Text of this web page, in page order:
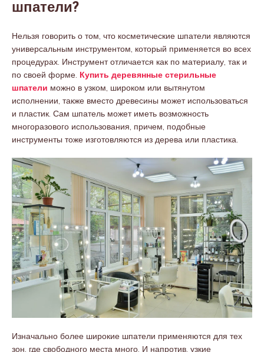
шпатели?
Нельзя говорить о том, что косметические шпатели являются
универсальным инструментом, который применяется во всех
процедурах. Инструмент отличается как по материалу, так и
по своей форме. Купить деревянные стерильные
шпатели можно в узком, широком или вытянутом
исполнении, также вместо древесины может использоваться
и пластик. Сам шпатель может иметь возможность
многоразового использования, причем, подобные
инструменты тоже изготовляются из дерева или пластика.
Изначально более широкие шпатели применяются для тех
зон, где свободного места много. И напротив, узкие